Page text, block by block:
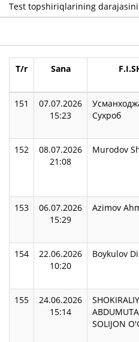
Test topshiriqlarining
T/r Sana
151
07.07.2026
15:23
Сухроб
152
08.07.2026
21:08
Murodov
153
06.07.2026
15:29
Azimov
154
22.06.2026
10:20
Boykulov
155
24.06.2026
15:14
SOLIJON